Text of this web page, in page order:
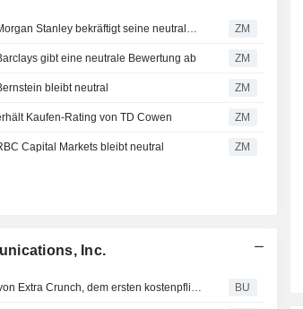
ZM
gibt eine neutrale Bewertung ab ZM
bleibt neutral ZM
Kaufen-Rating von TD Cowen ZM
Capital Markets bleibt neutral ZM
Inc.
Verizon Communications : Einführung von Extra Crunch, dem ersten kostenpflichtigen Premium-Abonnementangebot von TechCrunch BU